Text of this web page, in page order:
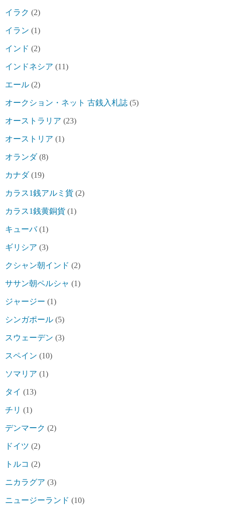
イラク (2)
イラン (1)
インド (2)
インドネシア (11)
エール (2)
オークション・ネット 古銭入札誌 (5)
オーストラリア (23)
オーストリア (1)
オランダ(8)
カナダ(19)
カラス1銭アルミ貨 (2)
カラス1銭黄銅貨 (1)
キューバ(1)
ギリシア (3)
クシャン朝インド (2)
ササン朝ペルシャ (1)
ジャージー (1)
シンガポール (5)
スウェーデン (3)
スペイン (10)
ソマリア (1)
タイ (13)
チリ (1)
デンマーク (2)
ドイツ (2)
トルコ (2)
ニカラグア (3)
ニュージーランド (10)